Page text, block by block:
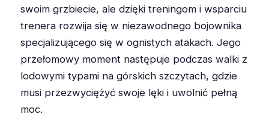
swoim grzbiecie, ale dzięki treningom i wsparciu
trenera rozwija się w niezawodnego bojownika
specjalizującego się w ognistych atakach. Jego
przełomowy moment następuje podczas walki z
lodowymi typami na górskich szczytach, gdzie
musi przezwyciężyć swoje lęki i uwolnić pełną
moc.